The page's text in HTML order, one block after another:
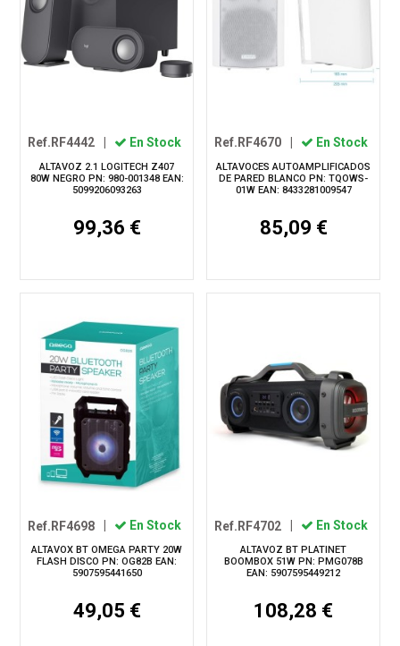
Ref.RF4442 En Stock
ALTAVOZ 2.1 LOGITECH Z407
80W NEGRO PN: 980-001348 EAN:
5099206093263
99,36 €
Ref.RF4670 En Stock
ALTAVOCES AUTOAMPLIFICADOS
DE PARED BLANCO PN: TQOWS-
01W EAN: 8433281009547
85,09 €
Ref.RF4698 En Stock
ALTAVOX BT OMEGA PARTY 20W
FLASH DISCO PN: OG82B EAN:
5907595441650
49,05 €
Ref.RF4702 En Stock
ALTAVOZ BT PLATINET
BOOMBOX 51W PN: PMG078B
EAN: 5907595449212
108,28 €